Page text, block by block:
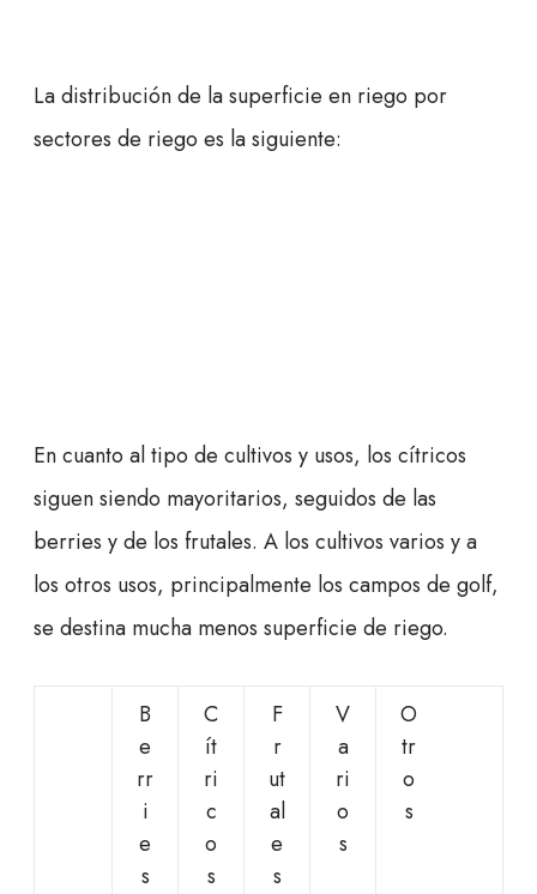
La distribución de la superficie en riego por
sectores de riego es la siguiente:
En cuanto al tipo de cultivos y usos, los cítricos
siguen siendo mayoritarios, seguidos de las
berries y de los frutales. A los cultivos varios y a
los otros usos, principalmente los campos de golf,
se destina mucha menos superficie de riego.
B
e
rr
i
e
s
C
ít
ri
c
o
s
F
r
ut
al
e
s
V
a
ri
o
s
O
tr
o
s